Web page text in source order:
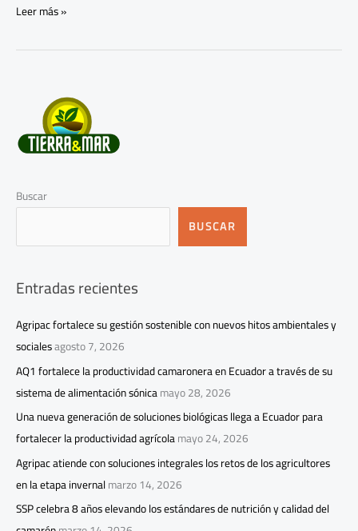
Leer más »
Buscar
BUSCAR
Entradas recientes
Agripac fortalece su gestión sostenible con nuevos hitos ambientales y
socialesagosto 7, 2026
AQ1 fortalece la productividad camaronera en Ecuador a través de su
sistema de alimentación sónicamayo 28, 2026
Una nueva generación de soluciones biológicas llega a Ecuador para
fortalecer la productividad agrícolamayo 24, 2026
Agripac atiende con soluciones integrales los retos de los agricultores
en la etapa invernalmarzo 14, 2026
SSP celebra 8 años elevando los estándares de nutrición y calidad del